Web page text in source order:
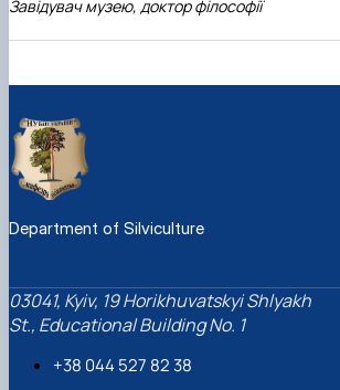
Завідувач музею, доктор філософії
Department of Silviculture
03041, Kyiv, 19 Horikhuvatskyi Shlyakh
St., Educational Building No. 1
+38 044 527 82 38